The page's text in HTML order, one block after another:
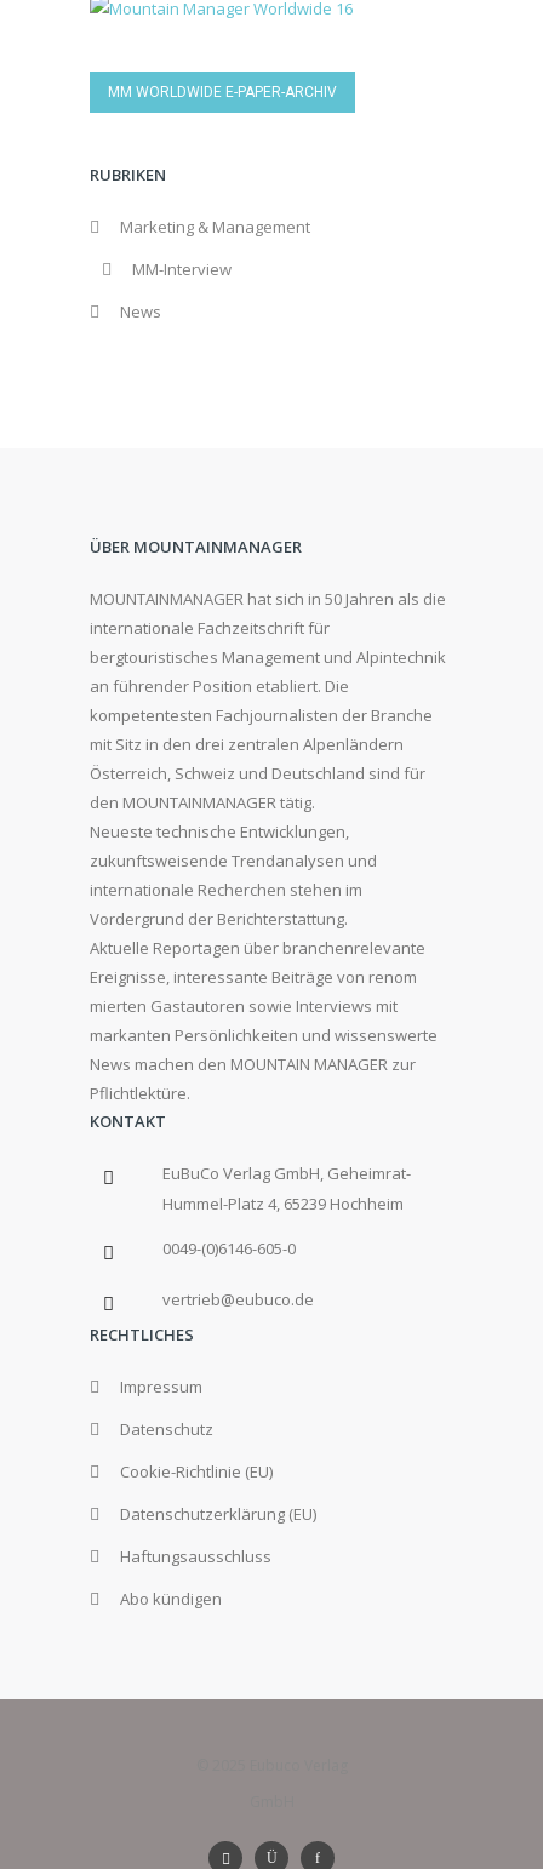
MM WORLDWIDE E-PAPER-ARCHIV
RUBRIKEN
Marketing & Management
MM-Interview
News
ÜBER MOUNTAINMANAGER
MOUNTAINMANAGER hat sich in 50 Jahren als die
internationale Fachzeitschrift für
bergtouristisches Management und Alpintechnik
an führender Position etabliert. Die
kompetentesten Fachjournalisten der Branche
mit Sitz in den drei zentralen Alpenländern
Österreich, Schweiz und Deutschland sind für
den MOUNTAINMANAGER tätig.
Neueste technische Entwicklungen,
zukunftsweisende Trendanalysen und
internationale Recherchen stehen im
Vordergrund der Berichterstattung.
Aktuelle Reportagen über branchenrelevante
Ereignisse, interessante Beiträge von renom
mierten Gastautoren sowie Interviews mit
markanten Persönlichkeiten und wissenswerte
News machen den MOUNTAIN MANAGER zur
Pflichtlektüre.
KONTAKT
EuBuCo Verlag GmbH, Geheimrat-
Hummel-Platz 4, 65239 Hochheim
0049-(0)6146-605-0
vertrieb@eubuco.de
RECHTLICHES
Impressum
Datenschutz
Cookie-Richtlinie (EU)
Datenschutzerklärung (EU)
Haftungsausschluss
Abo kündigen